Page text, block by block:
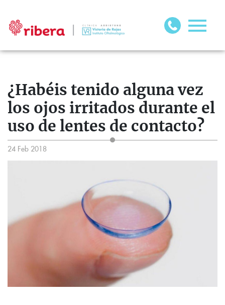
¿Habéis tenido alguna vez
los ojos irritados durante el
uso de lentes de contacto?
24 Feb 2018